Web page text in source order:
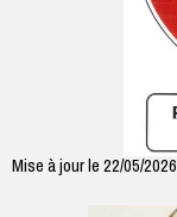
Mise à jour le 22/05/2026